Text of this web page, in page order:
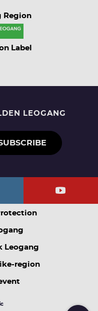
Region
Label
LEOGANG
Leogang
region